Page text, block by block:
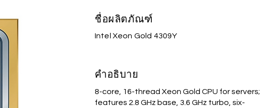
ชื่อผลิตภัณฑ์
Intel Xeon Gold 4309Y
คำอธิบาย
8-core, 16-thread Xeon Gold CPU for servers;
features 2.8 GHz base, 3.6 GHz turbo, six-